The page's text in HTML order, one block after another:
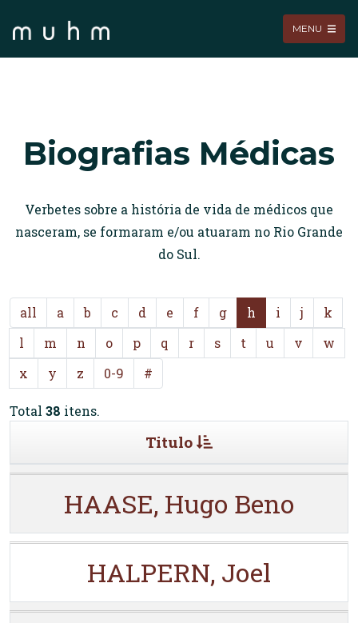
MENU
Biografias Médicas
Verbetes sobre a história de vida de médicos que
nasceram, se formaram e/ou atuaram no Rio Grande
do Sul.
all a b c d e f g h i j
k
l
m n o p q r s t u v
w
x
y z 0-9 #
Total 38 itens.
Titulo
HAASE, Hugo Beno
HALPERN, Joel